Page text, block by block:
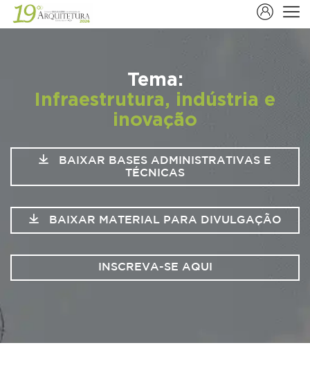
Tema:
Infraestrutura, indústria e
inovação
BAIXAR BASES ADMINISTRATIVAS E
TÉCNICAS
BAIXAR MATERIAL PARA DIVULGAÇÃO
INSCREVA-SE AQUI